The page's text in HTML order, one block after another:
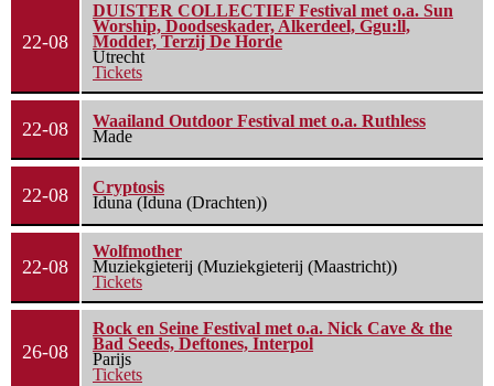
22-08
DUISTER COLLECTIEF Festival met o.a. Sun
Worship, Doodseskader, Alkerdeel, Ggu:ll,
Modder, Terzij De Horde
Utrecht
Tickets
22-08
Waailand Outdoor Festival met o.a. Ruthless
Made
22-08
Cryptosis
Iduna (Iduna (Drachten))
22-08
Wolfmother
Muziekgieterij (Muziekgieterij (Maastricht))
Tickets
26-08
Rock en Seine Festival met o.a. Nick Cave & the
Bad Seeds, Deftones, Interpol
Parijs
Tickets